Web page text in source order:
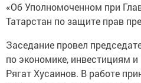
«Об Уполномоченном при
Татарстан по защите прав
Заседание провел
по экономике, инвестициям
Рягат Хусаинов. В работе